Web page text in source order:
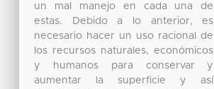
un mal manejo en cada una de
estas. Debido a lo anterior, es
necesario hacer un uso racional de
los recursos naturales, económicos
y humanos para conservar y
aumentar la superficie y así